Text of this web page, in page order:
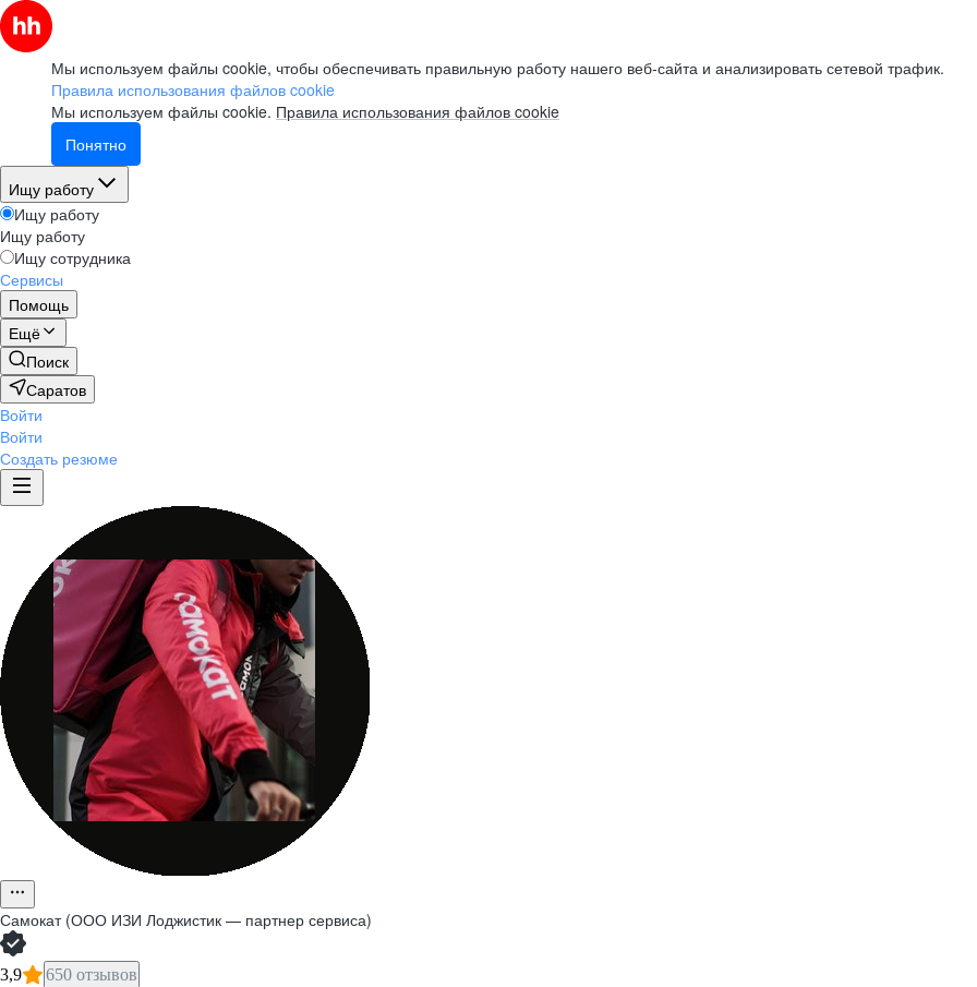
Мы используем файлы cookie, чтобы обеспечивать правильную работу нашего веб-сайта и анализировать сетевой трафик.
Правила использования файлов cookie
Мы используем файлы cookie. Правила использования файлов cookie
Понятно
Ищу работу
Ищу работу
Ищу работу
Ищу сотрудника
Сервисы
Помощь
Ещё
Поиск
Саратов
Войти
Войти
Создать резюме
Самокат (ООО ИЗИ Лоджистик — партнер сервиса)
3,9 650 отзывов